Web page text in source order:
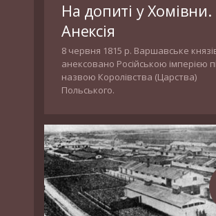
На допиті у Хомівни.
Анексія
8 червня 1815 р. Варшавське
анексовано Російською імперією
назвою Королівства (Царства)
Польського.